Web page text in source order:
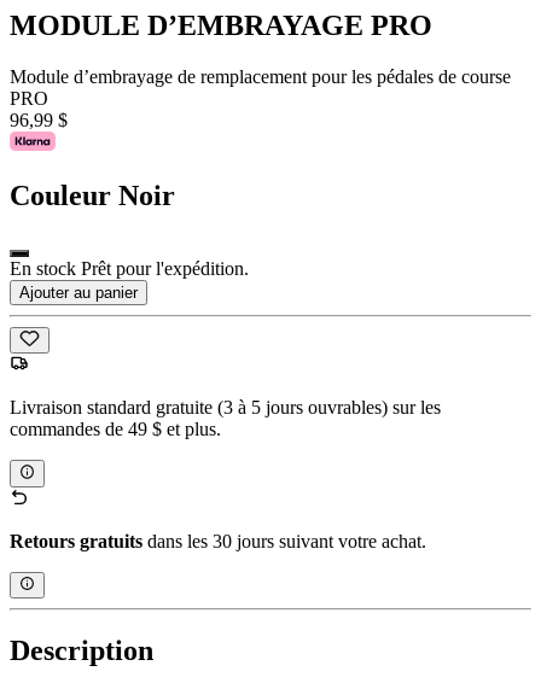
MODULE D’EMBRAYAGE PRO
Module d’embrayage de remplacement pour les pédales de course
PRO
96,99 $
Couleur Noir
En stock Prêt pour l'expédition.
Ajouter au panier
Livraison standard gratuite (3 à 5 jours ouvrables) sur les
commandes de 49 $ et plus.
Retours gratuits dans les 30 jours suivant votre achat.
Description